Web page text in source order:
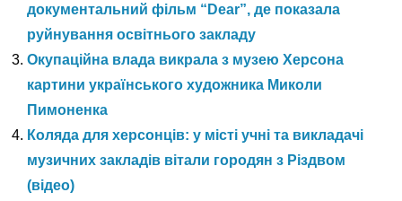
документальний фільм “Dear”, де показала
руйнування освітнього закладу
Окупаційна влада викрала з музею Херсона
картини українського художника Миколи
Пимоненка
Коляда для херсонців: у місті учні та викладачі
музичних закладів вітали городян з Різдвом
(відео)